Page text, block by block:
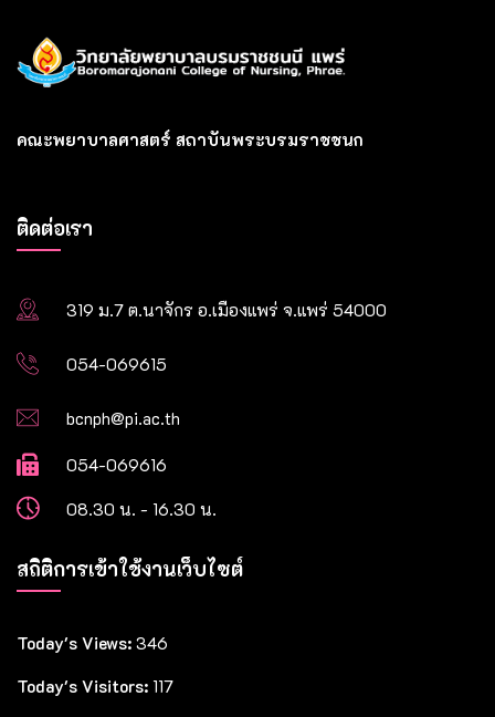
คณะพยาบาลศาสตร์ สถาบันพระบรมราชชนก
ติดต่อเรา
319 ม.7 ต.นาจักร อ.เมืองแพร่ จ.แพร่ 54000
054-069615
bcnph@pi.ac.th
054-069616
08.30 น. - 16.30 น.
สถิติการเข้าใช้งานเว็บไซต์
Today's Views: 346
Today's Visitors: 117